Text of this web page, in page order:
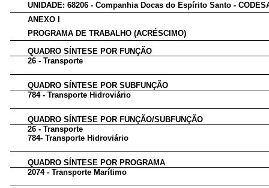
UNIDADE: 68206 - Companhia Docas do Espírito Santo -
ANEXO I
PROGRAMA DE TRABALHO (ACRÉSCIMO)
QUADRO SÍNTESE POR FUNÇÃO
26 - Transporte
QUADRO SÍNTESE POR SUBFUNÇÃO
784 - Transporte Hidroviário
QUADRO SÍNTESE POR FUNÇÃO/SUBFUNÇÃO
26 - Transporte
784- Transporte Hidroviário
QUADRO SÍNTESE POR PROGRAMA
2074 - Transporte Marítimo